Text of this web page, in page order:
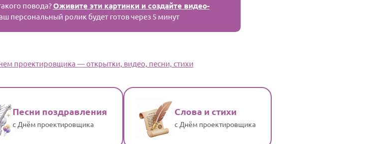
повода?Оживите эти картинки и создайте видео-
персональный ролик будет готов через 5 минут
проектировщика — открытки, видео, песни, стихи
Песни поздравления
с Днём проектировщика
Слова и стихи
с Днём проектировщика